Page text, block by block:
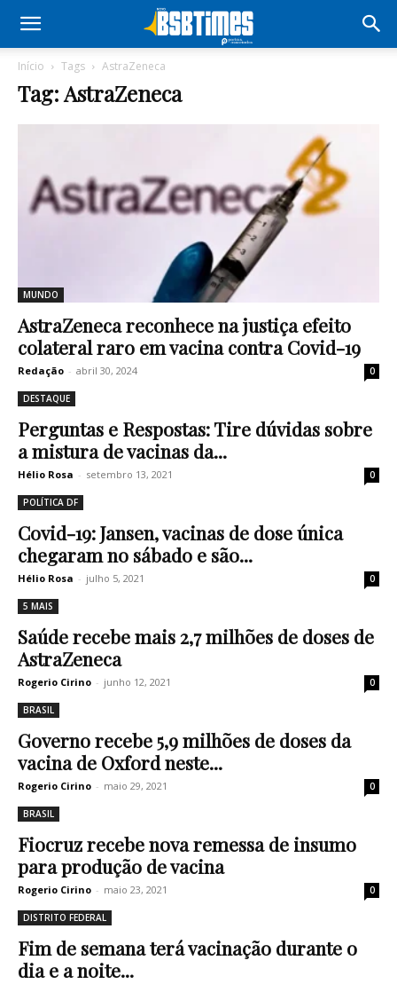
Início Tags AstraZeneca
Tag: AstraZeneca
MUNDO
AstraZeneca reconhece na justiça efeito
colateral raro em vacina contra Covid-19
Redação - abril 30, 2024 0
DESTAQUE
Perguntas e Respostas: Tire dúvidas sobre
a mistura de vacinas da...
Hélio Rosa - setembro 13, 2021 0
POLÍTICA DF
Covid-19: Jansen, vacinas de dose única
chegaram no sábado e são...
Hélio Rosa - julho 5, 2021 0
5 MAIS
Saúde recebe mais 2,7 milhões de doses de
AstraZeneca
Rogerio Cirino - junho 12, 2021 0
BRASIL
Governo recebe 5,9 milhões de doses da
vacina de Oxford neste...
Rogerio Cirino - maio 29, 2021 0
BRASIL
Fiocruz recebe nova remessa de insumo
para produção de vacina
Rogerio Cirino - maio 23, 2021 0
DISTRITO FEDERAL
Fim de semana terá vacinação durante o
dia e a noite...